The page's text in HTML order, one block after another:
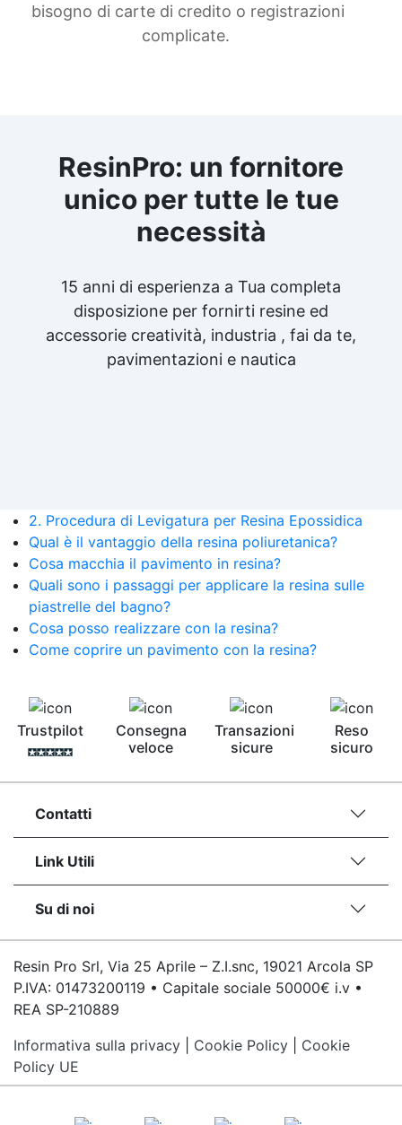
bisogno di carte di credito o registrazioni
complicate.
ResinPro: un fornitore
unico per tutte le tue
necessità
15 anni di esperienza a Tua completa
disposizione per fornirti resine ed
accessorie creatività, industria , fai da te,
pavimentazioni e nautica
2. Procedura di Levigatura per Resina Epossidica
Qual è il vantaggio della resina poliuretanica?
Cosa macchia il pavimento in resina?
Quali sono i passaggi per applicare la resina sulle
piastrelle del bagno?
Cosa posso realizzare con la resina?
Come coprire un pavimento con la resina?
Trustpilot
Consegna
veloce
Transazioni
sicure
Reso
sicuro
Contatti
Link Utili
Su di noi
Resin Pro Srl, Via 25 Aprile – Z.I.snc, 19021 Arcola SP
P.IVA: 01473200119 • Capitale sociale 50000€ i.v •
REA SP-210889
Informativa sulla privacy
Cookie Policy
Cookie
Policy UE